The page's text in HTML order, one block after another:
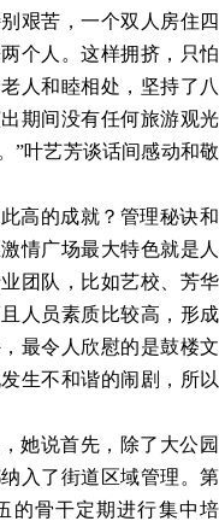
艰苦，一个双人房住四
个人。这样拥挤，只怕
人和睦相处，坚持了八
期间没有任何旅游观光
”叶艺芳谈话间感动和敬
高的成就？管理秘诀和
情广场最大特色就是人
团队，比如艺校、芳华
人员素质比较高，形成
最令人欣慰的是鼓楼文
生不和谐的闹剧，所以
她说首先，除了大公园
入了街道区域管理。第
的骨干定期进行集中培